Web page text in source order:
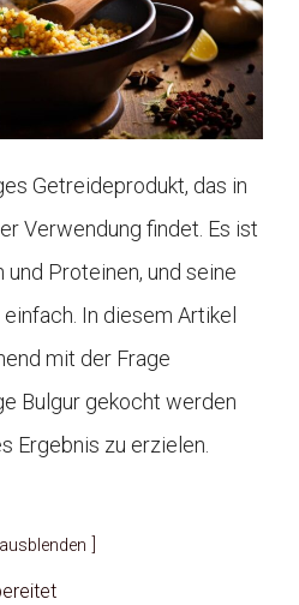
Getreideprodukt, das in
Verwendung findet. Es ist
Proteinen, und seine
In diesem Artikel
mit der Frage
Bulgur gekocht werden
Ergebnis zu erzielen.
ausblenden